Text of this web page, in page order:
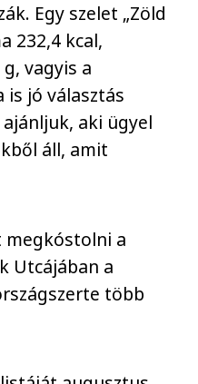
Egy szelet „Zöld
232,4 kcal,
vagyis a
is jó választás
aki ügyel
áll, amit
megkóstolni a
Utcájában a
több